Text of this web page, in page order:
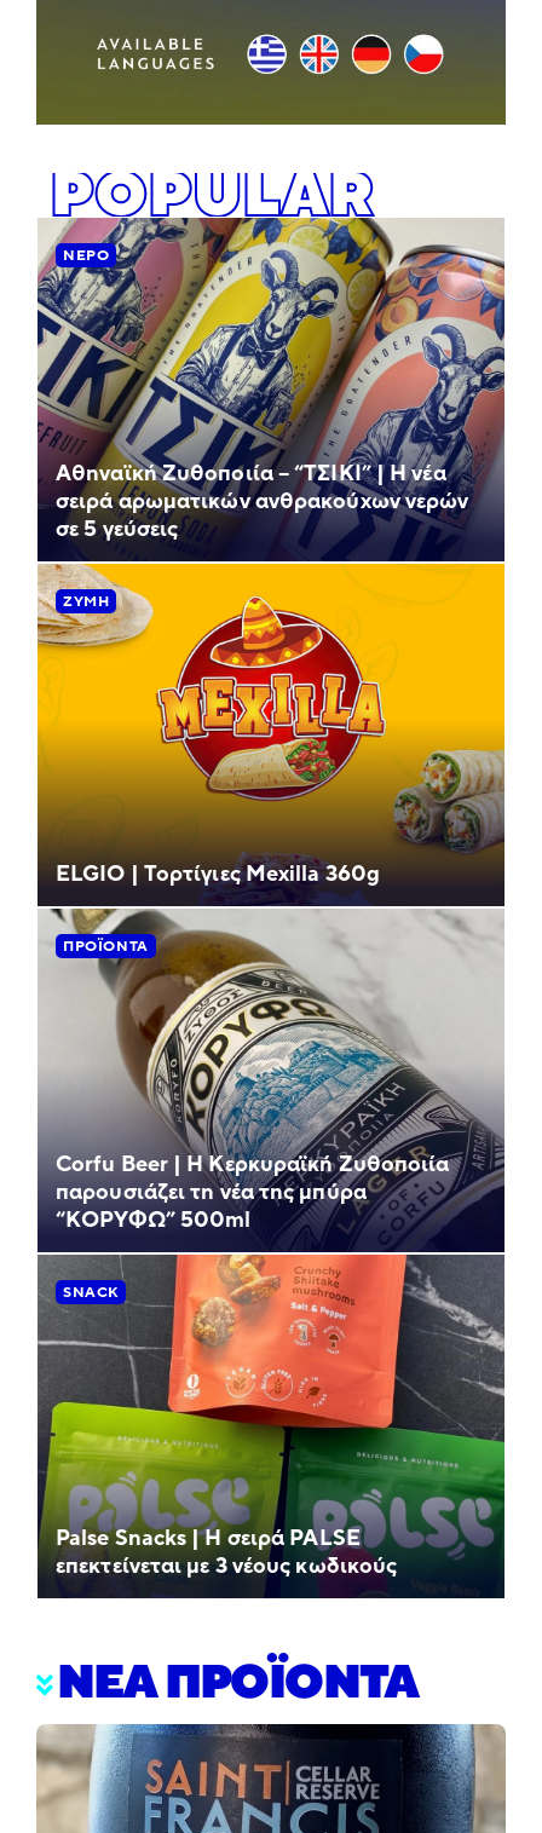
POPULAR
ΝΕΡΌ
Αθηναϊκή Ζυθοποιία – “ΤΣΙΚΙ” | Η νέα
σειρά αρωματικών ανθρακούχων νερών
σε 5 γεύσεις
ΖΎΜΗ
ELGIO | Τορτίγιες Mexilla 360g
ΠΡΟΪΌΝΤΑ
Corfu Beer | Η Κερκυραϊκή Ζυθοποιία
παρουσιάζει τη νέα της μπύρα
“ΚΟΡΥΦΩ” 500ml
SNACK
Palse Snacks | Η σειρά PALSE
επεκτείνεται με 3 νέους κωδικούς
ΝΕΑ ΠΡΟΪΟΝΤΑ